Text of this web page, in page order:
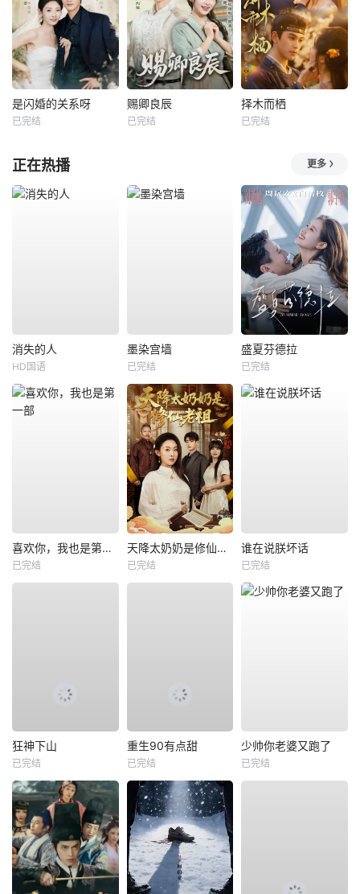
是闪婚的关系呀
已完结
赐卿良辰
已完结
择木而栖
已完结
正在热播 更多
消失的人
HD国语
墨染宫墙
已完结
盛夏芬德拉
已完结
喜欢你，我也是第一部
已完结
天降太奶奶是修仙老祖
已完结
谁在说朕坏话
已完结
狂神下山
已完结
重生90有点甜
已完结
少帅你老婆又跑了
已完结